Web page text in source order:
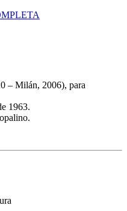
– Milán, 2006), para
1963.